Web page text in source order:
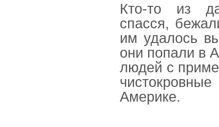
Кто-то из
спасся,
им удалось
они попали в
людей с
Америке.